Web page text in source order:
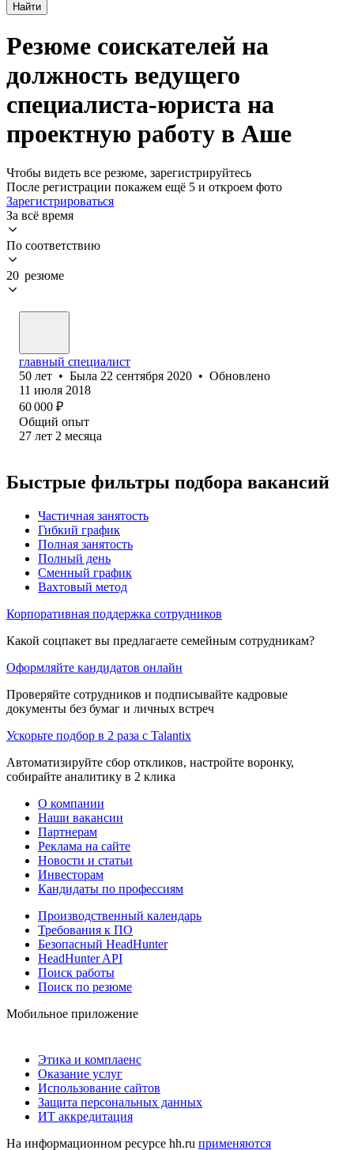
Найти
Резюме соискателей на
должность ведущего
специалиста-юриста на
проектную работу в Аше
Чтобы видеть все резюме, зарегистрируйтесь
После регистрации покажем ещё 5 и откроем фото
Зарегистрироваться
За всё время
По соответствию
20 резюме
главный специалист
50 лет • Была 22 сентября 2020 • Обновлено
11 июля 2018
60 000 ₽
Общий опыт
27 лет 2 месяца
Быстрые фильтры подбора вакансий
Частичная занятость
Гибкий график
Полная занятость
Полный день
Сменный график
Вахтовый метод
Корпоративная поддержка сотрудников
Какой соцпакет вы предлагаете семейным сотрудникам?
Оформляйте кандидатов онлайн
Проверяйте сотрудников и подписывайте кадровые
документы без бумаг и личных встреч
Ускорьте подбор в 2 раза с Talantix
Автоматизируйте сбор откликов, настройте воронку,
собирайте аналитику в 2 клика
О компании
Наши вакансии
Партнерам
Реклама на сайте
Новости и статьи
Инвесторам
Кандидаты по профессиям
Производственный календарь
Требования к ПО
Безопасный HeadHunter
HeadHunter API
Поиск работы
Поиск по резюме
Мобильное приложение
Этика и комплаенс
Оказание услуг
Использование сайтов
Защита персональных данных
ИТ аккредитация
На информационном ресурсе hh.ru применяются